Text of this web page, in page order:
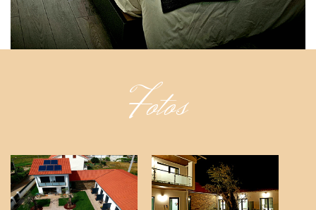
Fotos